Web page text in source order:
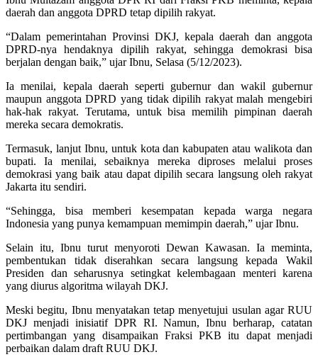
daerah dan anggota DPRD tetap dipilih rakyat.
“Dalam pemerintahan Provinsi DKJ, kepala daerah dan anggota
DPRD-nya hendaknya dipilih rakyat, sehingga demokrasi bisa
berjalan dengan baik,” ujar Ibnu, Selasa (5/12/2023).
Ia menilai, kepala daerah seperti gubernur dan wakil gubernur
maupun anggota DPRD yang tidak dipilih rakyat malah mengebiri
hak-hak rakyat. Terutama, untuk bisa memilih pimpinan daerah
mereka secara demokratis.
Termasuk, lanjut Ibnu, untuk kota dan kabupaten atau walikota dan
bupati. Ia menilai, sebaiknya mereka diproses melalui proses
demokrasi yang baik atau dapat dipilih secara langsung oleh rakyat
Jakarta itu sendiri.
“Sehingga, bisa memberi kesempatan kepada warga negara
Indonesia yang punya kemampuan memimpin daerah,” ujar Ibnu.
Selain itu, Ibnu turut menyoroti Dewan Kawasan. Ia meminta,
pembentukan tidak diserahkan secara langsung kepada Wakil
Presiden dan seharusnya setingkat kelembagaan menteri karena
yang diurus algoritma wilayah DKJ.
Meski begitu, Ibnu menyatakan tetap menyetujui usulan agar RUU
DKJ menjadi inisiatif DPR RI. Namun, Ibnu berharap, catatan
pertimbangan yang disampaikan Fraksi PKB itu dapat menjadi
perbaikan dalam draft RUU DKJ.